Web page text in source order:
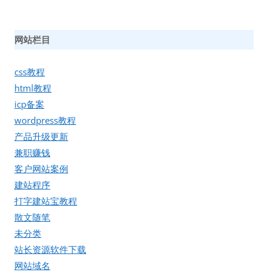
网站栏目
css教程
html教程
icp备案
wordpress教程
产品升级更新
兼职赚钱
客户网站案例
建站程序
打字建站宝教程
散文随笔
未分类
站长资源软件下载
网站域名